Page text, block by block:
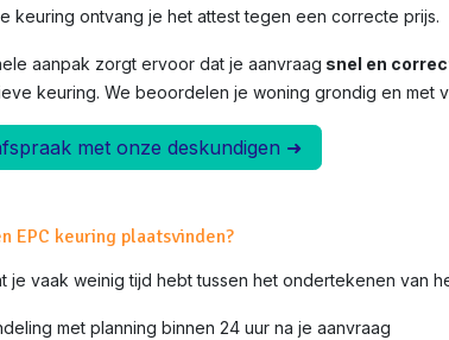
keuring ontvang je het attest tegen een correcte prijs.
aanpak zorgt ervoor dat je aanvraag snel en
keuring. We beoordelen je woning grondig en met
met onze deskundigen ➜
EPC keuring plaatsvinden?
je vaak weinig tijd hebt tussen het ondertekenen van
met planning binnen 24 uur na je aanvraag